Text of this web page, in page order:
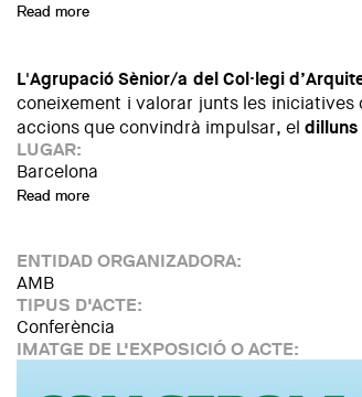
Read more
L'Agrupació Sènior/a del Col·legi
coneixement i valorar junts les
accions que convindrà impulsar, el dilluns
LUGAR:
Barcelona
Read more
ENTIDAD ORGANIZADORA:
AMB
TIPUS D'ACTE:
Conferència
IMATGE DE L'EXPOSICIÓ O ACTE: